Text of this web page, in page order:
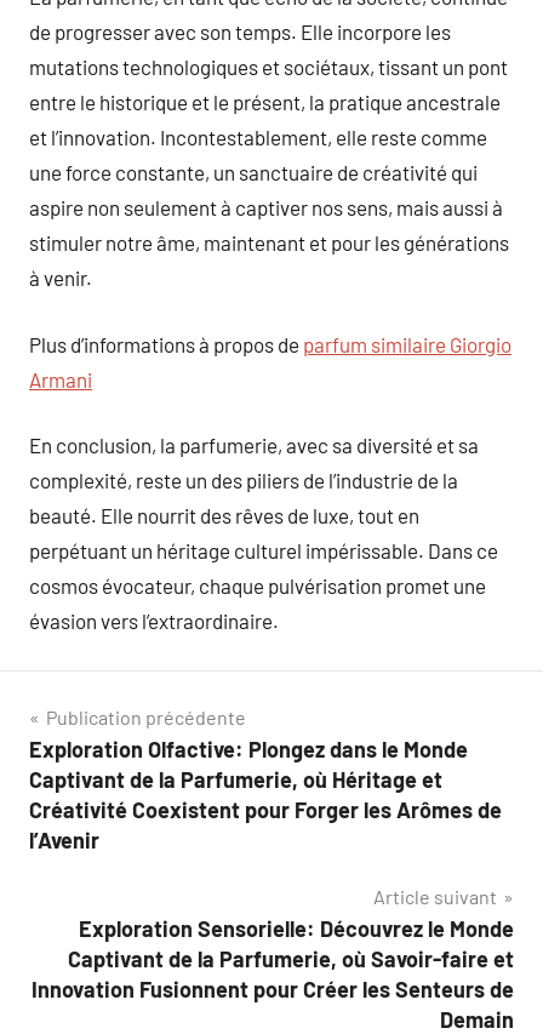
de progresser avec son temps. Elle incorpore les
mutations technologiques et sociétaux, tissant un pont
entre le historique et le présent, la pratique ancestrale
et l’innovation. Incontestablement, elle reste comme
une force constante, un sanctuaire de créativité qui
aspire non seulement à captiver nos sens, mais aussi à
stimuler notre âme, maintenant et pour les générations
à venir.
Plus d’informations à propos de parfum similaire Giorgio
Armani
En conclusion, la parfumerie, avec sa diversité et sa
complexité, reste un des piliers de l’industrie de la
beauté. Elle nourrit des rêves de luxe, tout en
perpétuant un héritage culturel impérissable. Dans ce
cosmos évocateur, chaque pulvérisation promet une
évasion vers l’extraordinaire.
Navigation
de
l’article
Publication précédente
Exploration Olfactive: Plongez dans le Monde
Captivant de la Parfumerie, où Héritage et
Créativité Coexistent pour Forger les Arômes de
l’Avenir
Article suivant
Exploration Sensorielle: Découvrez le Monde
Captivant de la Parfumerie, où Savoir-faire et
Innovation Fusionnent pour Créer les Senteurs de
Demain